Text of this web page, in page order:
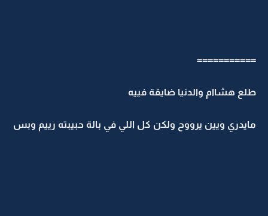
===========
طلع هشاام والدنيا ضايقة فييه
مايدري ويين يرووح ولكن كل اللي في بالة حبيبته رييم وبس